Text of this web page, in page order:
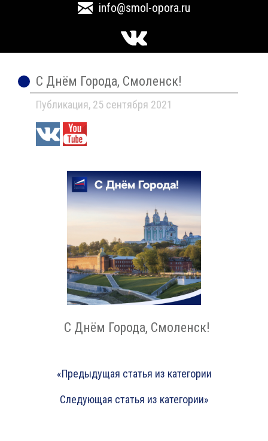
info@smol-opora.ru
С Днём Города, Смоленск!
Публикация, 25 сентября 2021
С Днём Города, Смоленск!
«Предыдущая статья из категории
Следующая статья из категории»